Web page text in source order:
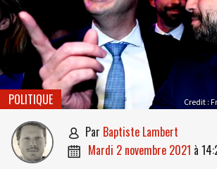
Credit :
POLITIQUE
 par Baptiste Lambert
 mardi 2 novembre 2021 à